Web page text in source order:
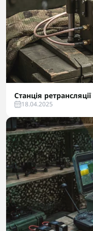
Станція
18.04.2025